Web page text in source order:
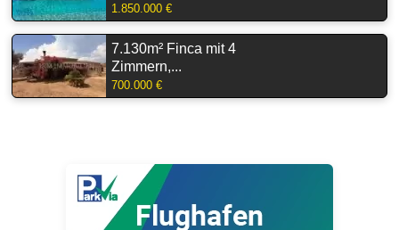
1.850.000 €
7.130m² Finca mit 4
Zimmern,...
700.000 €